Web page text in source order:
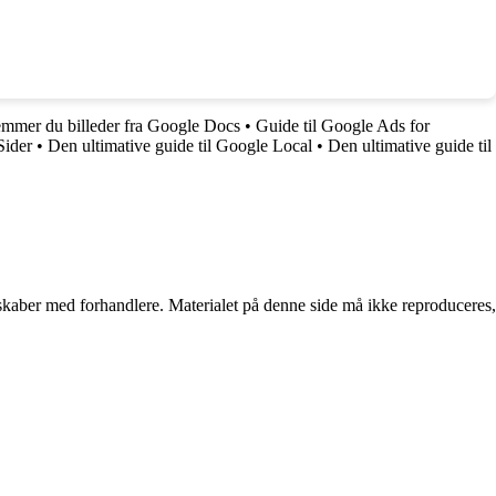
du billeder fra Google Docs • Guide til Google Ads for
• Den ultimative guide til Google Local • Den ultimative guide til
med forhandlere. Materialet på denne side må ikke reproduceres,